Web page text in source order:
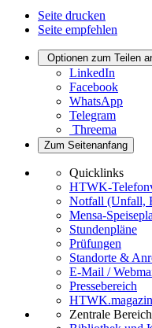
Seite drucken
Seite empfehlen
Optionen zum Teilen
LinkedIn
Facebook
WhatsApp
Telegram
Threema
Zum Seitenanfang
Quicklinks
HTWK-
Notfall (Unfall,
Mensa-
Stundenpläne
Prüfungen
Standorte &
E-Mail /
Pressebereich
HTWK.magazin
Zentrale